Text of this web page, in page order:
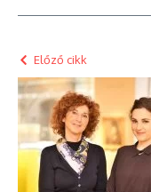
Előző cikk